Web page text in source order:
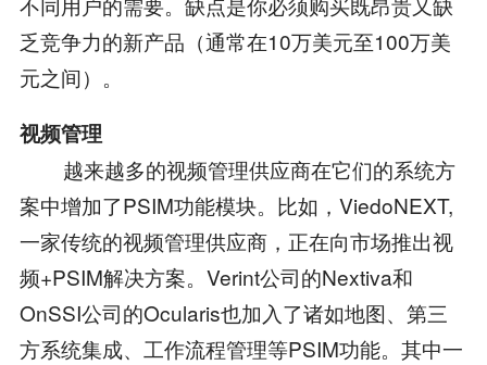
乏竞争力的新产品（通常在10万美元至100万美
元之间）。
视频管理
越来越多的视频管理供应商在它们的系统方
案中增加了PSIM功能模块。比如，ViedoNEXT,
一家传统的视频管理供应商，正在向市场推出视
频+PSIM解决方案。Verint公司的Nextiva和
OnSSI公司的Ocularis也加入了诸如地图、第三
方系统集成、工作流程管理等PSIM功能。其中一